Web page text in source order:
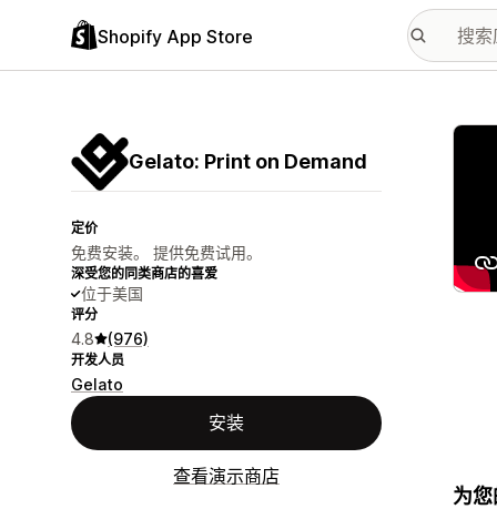
Shopify App Store
Gelato: Print on Demand
定价
免费安装。 提供免费试用。
深受您的同类商店的喜爱
位于美国
评分
4.8 (976)
开发人员
Gelato
安装
查看演示商店
配图
为